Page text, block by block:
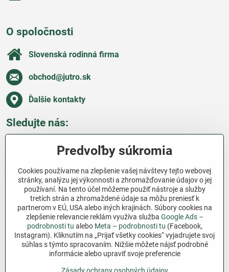
O spoločnosti
Slovenská rodinná firma
obchod​@jutro​.sk
Ďalšie kontakty
Sledujte nás:
Všetko o nákupe
Ďakujeme za podporu
Sme slovenský e-shop bez dotácií​. Fungujeme len
vďaka vám – ľuďom, ktorí veria v poctivú prácu a
lásku k pôde​. Každý nákup na Jutro​.sk nám pomáha
pokračovať v tom, čo má zmysel – pomáhať
záhradkárom zadarmo a srdcom​.
Predvoľby súkromia
Cookies používame na zlepšenie vašej návštevy tejto webovej
stránky, analýzu jej výkonnosti a zhromažďovanie údajov o jej
používaní. Na tento účel môžeme použiť nástroje a služby
tretích strán a zhromaždené údaje sa môžu preniesť k
partnerom v EÚ, USA alebo iných krajinách. Súbory cookies na
zlepšenie relevancie reklám využíva služba Google Ads –
podrobnosti tu alebo Meta – podrobnosti tu (Facebook,
Instagram). Kliknutím na „Prijať všetky cookies“ vyjadrujete svoj
súhlas s týmto spracovaním. Nižšie môžete nájsť podrobné
informácie alebo upraviť svoje preferencie